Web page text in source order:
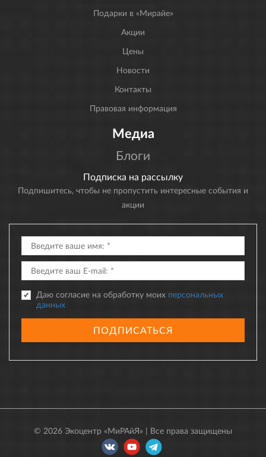
Подарки в «Мирайе»
Акции
Цены
Новости
Контакты
Правовая информация
Медиа
Блоги
Подписка на рассылку
Подпишитесь, чтобы не пропустить интересные события и
акции
Даю согласие на обработку моих персональных
данных
ПОДПИСАТЬСЯ
© 2026 Экоцентр «МиРАйЯ» | Все права защищены